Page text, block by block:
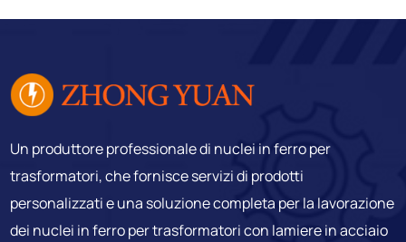
Un produttore professionale di nuclei in ferro per
trasformatori, che fornisce servizi di prodotti
personalizzati e una soluzione completa per la lavorazione
dei nuclei in ferro per trasformatori con lamiere in acciaio